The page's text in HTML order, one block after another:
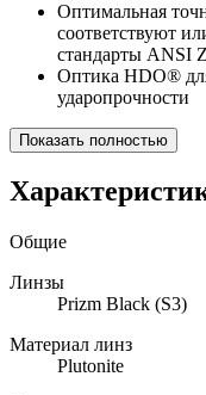
Оптимальная
соответствуют
стандарты ANSI
Оптика HDO®
ударопрочности
Показать полностью
Общие
Линзы
Prizm Black (S3)
Материал линз
Plutonite